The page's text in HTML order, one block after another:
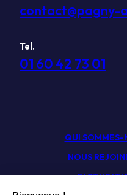
contact@pagny-
Tel.
01 60 42 73 01
QUI SOMMES-
NOUS